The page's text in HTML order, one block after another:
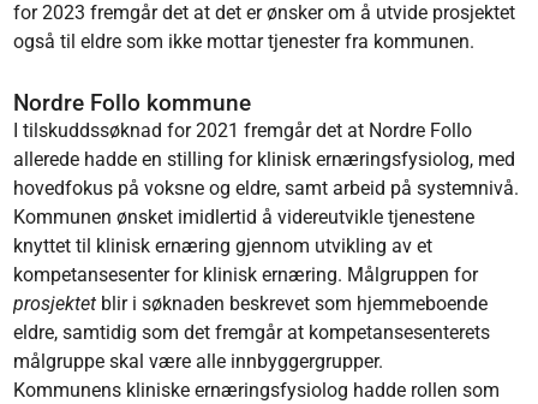
for 2023 fremgår det at det er ønsker om å utvide prosjektet
også til eldre som ikke mottar tjenester fra kommunen.
Nordre Follo kommune
I tilskuddssøknad for 2021 fremgår det at Nordre Follo
allerede hadde en stilling for klinisk ernæringsfysiolog, med
hovedfokus på voksne og eldre, samt arbeid på systemnivå.
Kommunen ønsket imidlertid å videreutvikle tjenestene
knyttet til klinisk ernæring gjennom utvikling av et
kompetansesenter for klinisk ernæring. Målgruppen for
prosjektet blir i søknaden beskrevet som hjemmeboende
eldre, samtidig som det fremgår at kompetansesenterets
målgruppe skal være alle innbyggergrupper.
Kommunens kliniske ernæringsfysiolog hadde rollen som